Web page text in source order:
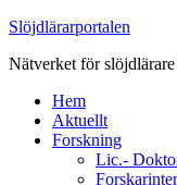
Slöjdlärarportalen
Nätverket för
Hem
Aktuellt
Forskning
Lic.-